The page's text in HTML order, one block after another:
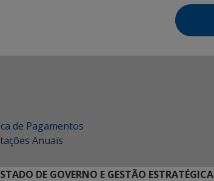
de Pagamentos
Anuais
DE GOVERNO E GESTÃO ESTRATÉGICA